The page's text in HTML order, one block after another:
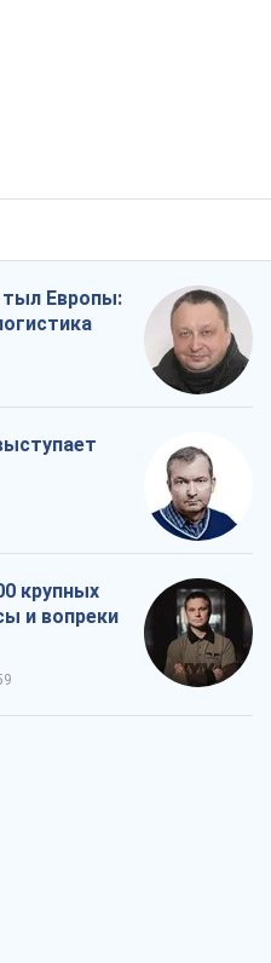
тыл Европы:
крупных
и вопреки